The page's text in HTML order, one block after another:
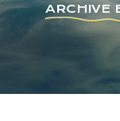
ARCHIVE